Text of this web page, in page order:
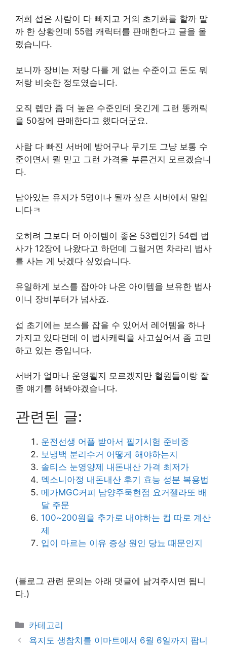
저희 섭은 사람이 다 빠지고 거의 초기화를 할까 말
까 한 상황인데 55렙 캐릭터를 판매한다고 글을 올
렸습니다.
보니까 장비는 저랑 다를 게 없는 수준이고 돈도 뭐
저랑 비슷한 정도였습니다.
오직 렙만 좀 더 높은 수준인데 웃긴게 그런 똥캐릭
을 50장에 판매한다고 했다더군요.
사람 다 빠진 서버에 방어구나 무기도 그냥 보통 수
준이면서 뭘 믿고 그런 가격을 부른건지 모르겠습니
다.
남아있는 유저가 5명이나 될까 싶은 서버에서 말입
니다ㅋ
오히려 그보다 더 아이템이 좋은 53렙인가 54렙 법
사가 12장에 나왔다고 하던데 그럴거면 차라리 법사
를 사는 게 낫겠다 싶었습니다.
유일하게 보스를 잡아야 나온 아이템을 보유한 법사
이니 장비부터가 넘사죠.
섭 초기에는 보스를 잡을 수 있어서 레어템을 하나
가지고 있다던데 이 법사캐릭을 사고싶어서 좀 고민
하고 있는 중입니다.
서버가 얼마나 운영될지 모르겠지만 혈원들이랑 잘
좀 얘기를 해봐야겠습니다.
관련된 글:
운전선생 어플 받아서 필기시험 준비중
보냉백 분리수거 어떻게 해야하는지
솔티스 눈영양제 내돈내산 가격 최저가
덱소니아정 내돈내산 후기 효능 성분 복용법
메가MGC커피 남양주묵현점 요거젤라또 배
달 주문
100~200원을 추가로 내야하는 컵 따로 계산
제
입이 마르는 이유 증상 원인 당뇨 때문인지
(블로그 관련 문의는 아래 댓글에 남겨주시면 됩니
다.)
Categories
카테고리
욕지도 생참치를 이마트에서 6월 6일까지 팝니